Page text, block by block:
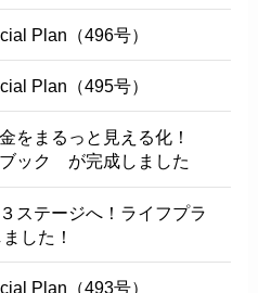
Plan（496号）
Plan（495号）
をまるっと見える化！
ック が完成しました
ステージへ！ライフプラ
した！
Plan（493号）